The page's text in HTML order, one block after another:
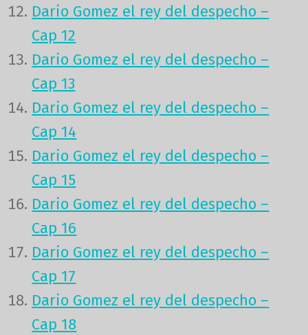
Dario Gomez el rey del despecho –
Cap 12
Dario Gomez el rey del despecho –
Cap 13
Dario Gomez el rey del despecho –
Cap 14
Dario Gomez el rey del despecho –
Cap 15
Dario Gomez el rey del despecho –
Cap 16
Dario Gomez el rey del despecho –
Cap 17
Dario Gomez el rey del despecho –
Cap 18